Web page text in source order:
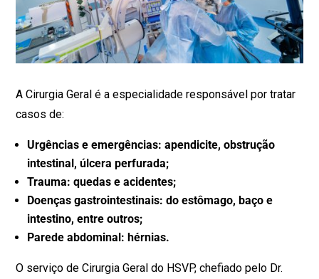
A Cirurgia Geral é a especialidade responsável por tratar
casos de:
Urgências e emergências: apendicite, obstrução
intestinal, úlcera perfurada;
Trauma: quedas e acidentes;
Doenças gastrointestinais: do estômago, baço e
intestino, entre outros;
Parede abdominal: hérnias.
O serviço de Cirurgia Geral do HSVP, chefiado pelo Dr.